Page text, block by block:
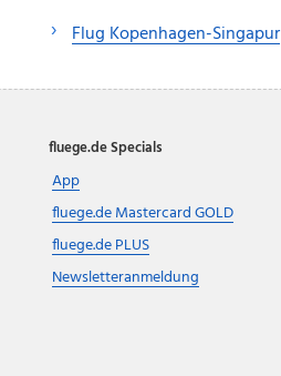
Flug Kopenhagen-Singapur